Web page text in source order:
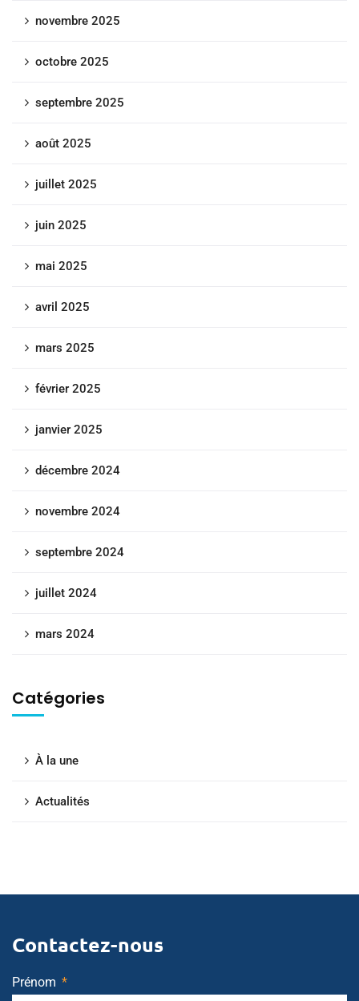
novembre 2025
octobre 2025
septembre 2025
août 2025
juillet 2025
juin 2025
mai 2025
avril 2025
mars 2025
février 2025
janvier 2025
décembre 2024
novembre 2024
septembre 2024
juillet 2024
mars 2024
Catégories
À la une
Actualités
Contactez-nous
Prénom